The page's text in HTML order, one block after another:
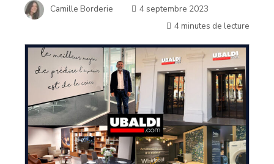
Camille Borderie
4 septembre 2023
4 minutes de lecture